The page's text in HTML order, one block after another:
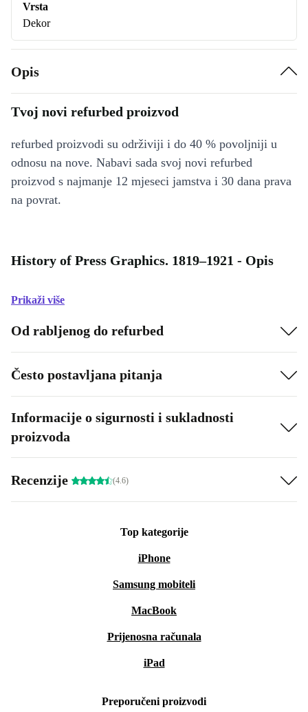
Vrsta
Dekor
Opis
Tvoj novi refurbed proizvod
refurbed proizvodi su održiviji i do 40 % povoljniji u
odnosu na nove. Nabavi sada svoj novi refurbed
proizvod s najmanje 12 mjeseci jamstva i 30 dana prava
na povrat.
History of Press Graphics. 1819–1921 - Opis
Prikaži više
Od rabljenog do refurbed
Često postavljana pitanja
Informacije o sigurnosti i sukladnosti
proizvoda
Recenzije (4.6)
Top kategorije
iPhone
Samsung mobiteli
MacBook
Prijenosna računala
iPad
Preporučeni proizvodi